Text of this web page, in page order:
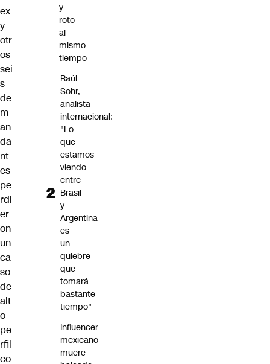
ex
y
otr
os
sei
s
de
m
an
da
nt
es
pe
rdi
er
on
un
ca
so
de
alt
o
pe
rfil
co
y
roto
al
mismo
tiempo
Raúl
Sohr,
analista
internacional:
"Lo
que
estamos
viendo
entre
Brasil
y
Argentina
es
un
quiebre
que
tomará
bastante
tiempo"
Influencer
mexicano
muere